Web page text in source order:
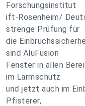
Forschungsinstitut
ift-Rosenheim/
strenge Prüfung für
die
sind AluFusion
Fenster in allen
im Lärmschutz
und jetzt auch im
Pfisterer,